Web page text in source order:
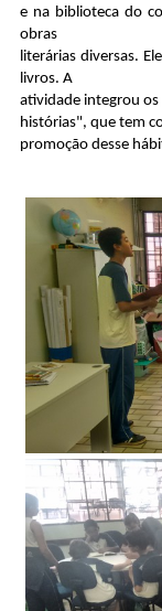
e na biblioteca do
obras
literárias diversas.
livros. A
atividade integrou
histórias", que tem
promoção desse